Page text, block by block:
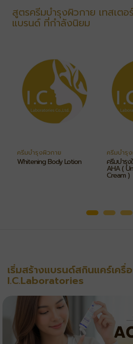
สูตรครีมบำรุงผิวกาย เทสเต
แบรนด์ ที่กำลังนิยม
ครีมบำรุงผิวกาย
Whitening Body Lotion
ครีมบำรุ
ครีมบำรุ
AHA (
Cream )
เริ่มสร้างแบรนด์สกินแคร์เครื่
I.C.Laboratories